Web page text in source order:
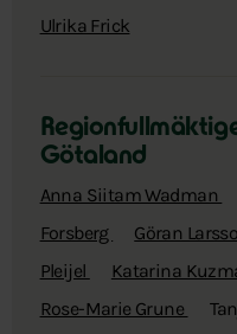
Ulrika Frick
Götaland
Anna Siitam Wadman
Forsberg
Göran
Pleijel
Katarina
Rose-Marie Grune